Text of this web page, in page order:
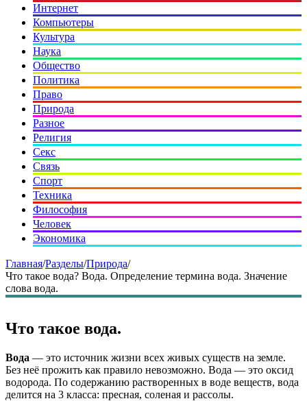
Интернет
Компьютеры
Культура
Наука
Общество
Политика
Право
Природа
Разное
Религия
Секс
Связь
Спорт
Техника
Философия
Человек
Экономика
Главная/Разделы/Природа/
Что такое вода? Вода. Определение термина вода. Значение
слова вода.
Что такое вода.
Вода — это источник жизни всех живых существ на земле.
Без неё прожить как правило невозможно. Вода — это оксид
водорода. По содержанию растворенных в воде веществ, вода
делится на 3 класса: пресная, соленая и рассолы.